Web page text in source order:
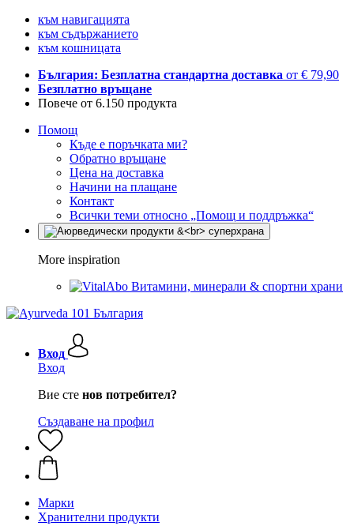
към навигацията
към съдържанието
към кошницата
България: Безплатна стандартна доставка от € 79,90
Безплатно връщане
Повече от 6.150 продукта
Помощ
Къде е поръчката ми?
Обратно връщане
Цена на доставка
Начини на плащане
Контакт
Всички теми относно „Помощ и поддръжка“
More inspiration
Витамини, минерали & спортни храни
Вход
Вход
Вие сте нов потребител?
Създаване на профил
Марки
Хранителни продукти